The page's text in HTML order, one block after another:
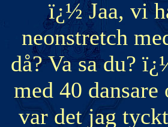
ï¿½ Jaa, vi
neonstretch
då? Va sa du?
med 40
var det jag